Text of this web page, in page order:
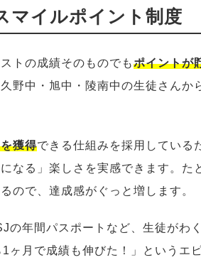
マイルポイント制度
トの成績そのものでもポイントが
野中・旭中・陵南中の生徒さんか
獲得できる仕組みを採用している
なる」楽しさを実感できます。た
ので、達成感がぐっと増します。
年間パスポートなど、生徒がわ
月で成績も伸びた！」というエ